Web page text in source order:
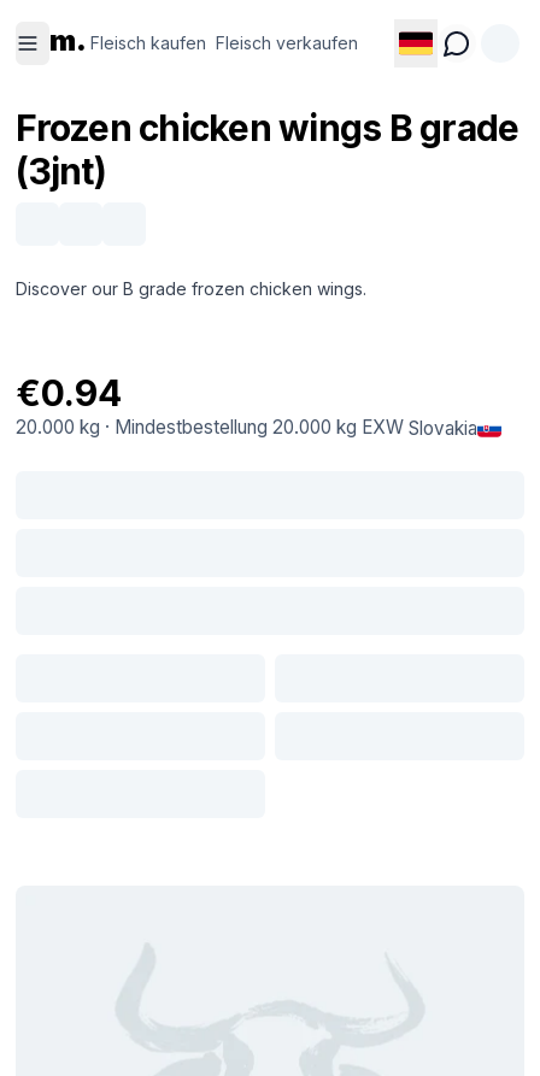
m. Fleisch kaufen Fleisch verkaufen
kaufen
verkaufen
Frozen chicken wings B grade
(3jnt)
Discover our B grade frozen chicken wings.
€0.94
20.000 kg · Mindestbestellung 20.000 kg EXW Slovakia